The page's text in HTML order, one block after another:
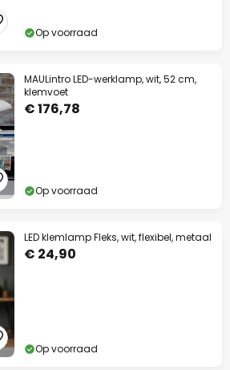
Op voorraad
MAULintro LED-werklamp, wit, 52 cm,
klemvoet
€ 176,78
Op voorraad
LED klemlamp Fleks, wit, flexibel, metaal
€ 24,90
Op voorraad